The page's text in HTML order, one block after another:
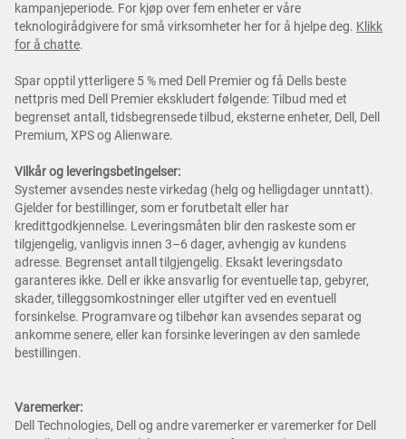
kampanjeperiode. For kjøp over fem enheter er våre
teknologirådgivere for små virksomheter her for å hjelpe deg. Klikk
for å chatte.
Spar opptil ytterligere 5 % med Dell Premier og få Dells beste
nettpris med Dell Premier ekskludert følgende: Tilbud med et
begrenset antall, tidsbegrensede tilbud, eksterne enheter, Dell, Dell
Premium, XPS og Alienware.
Vilkår og leveringsbetingelser:
Systemer avsendes neste virkedag (helg og helligdager unntatt).
Gjelder for bestillinger, som er forutbetalt eller har
kredittgodkjennelse. Leveringsmåten blir den raskeste som er
tilgjengelig, vanligvis innen 3–6 dager, avhengig av kundens
adresse. Begrenset antall tilgjengelig. Eksakt leveringsdato
garanteres ikke. Dell er ikke ansvarlig for eventuelle tap, gebyrer,
skader, tilleggsomkostninger eller utgifter ved en eventuell
forsinkelse. Programvare og tilbehør kan avsendes separat og
ankomme senere, eller kan forsinke leveringen av den samlede
bestillingen.
Varemerker:
Dell Technologies, Dell og andre varemerker er varemerker for Dell